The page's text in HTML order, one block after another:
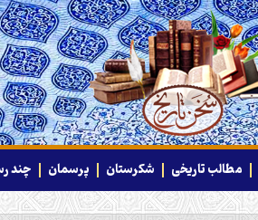
مطالب تاریخی شکرستان پرسمان چند